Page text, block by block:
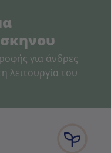
για άνδρες
λειτουργία του